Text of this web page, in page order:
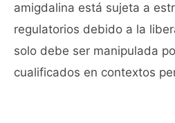
amigdalina está sujeta a
regulatorios debido a la
solo debe ser manipulada
cualificados en contextos